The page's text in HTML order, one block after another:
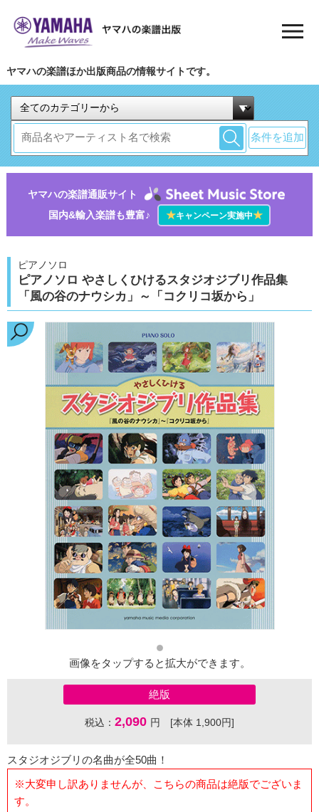
ヤマハの楽譜ほか出版商品の情報サイトです。
条件を追加
ヤマハの楽譜通販サイト
国内&輸入楽譜も豊富♪
★キャンペーン実施中★
ピアノソロ
ピアノソロ やさしくひけるスタジオジブリ作品集
「風の谷のナウシカ」～「コクリコ坂から」
画像をタップすると拡大ができます。
絶版
税込： 2,090 円 [本体 1,900円]
スタジオジブリの名曲が全50曲！
※大変申し訳ありませんが、こちらの商品は絶版でございま
す。